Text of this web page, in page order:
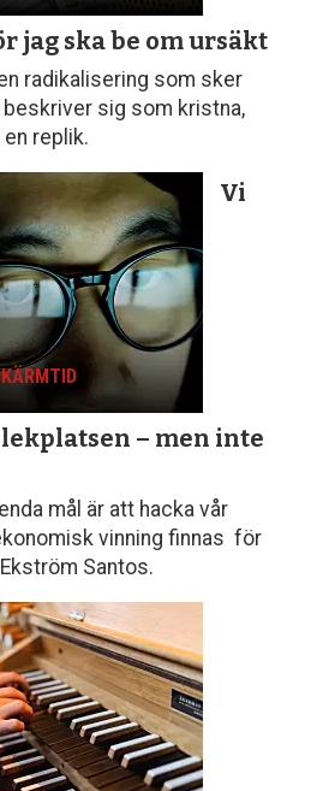
jag ska be om ursäkt
radikalisering som sker
sig som kristna,
replik.
Vi
– men inte
mål är att hacka vår
vinning finnas för
Santos.